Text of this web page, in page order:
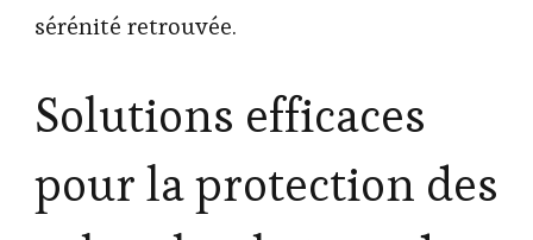
sérénité retrouvée.
Solutions efficaces
pour la protection des